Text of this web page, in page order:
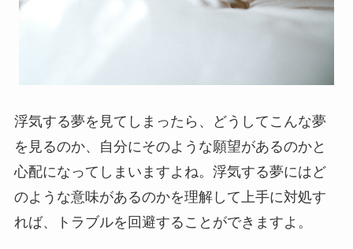
浮気する夢を見てしまったら、どうしてこんな夢
を見るのか、自分にそのような願望があるのかと
心配になってしまいますよね。浮気する夢にはど
のような意味があるのかを理解して上手に対処す
れば、トラブルを回避することができますよ。